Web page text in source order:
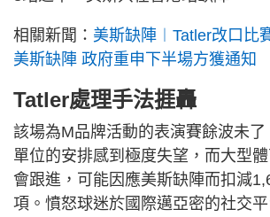
相關新聞： 美斯缺陣︱Tatler改口比
美斯缺陣 政府重申下半場方獲通知
Tatler處理手法捱轟
該場為M品牌活動的表演賽餘波未
單位的安排感到極度失望，而大型
會跟進，可能因應美斯缺陣而扣減
項。憤怒球迷於國際邁亞密的社交